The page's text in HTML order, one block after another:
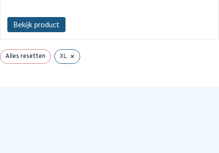
Bekijk product
Alles resetten XL ×